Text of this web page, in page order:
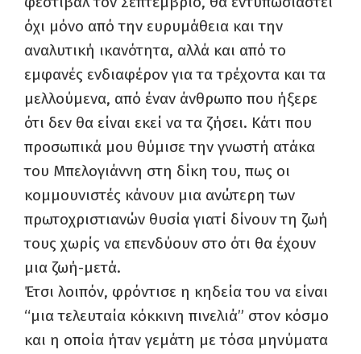
όχι μόνο από την ευρυμάθεια και την
αναλυτική ικανότητα, αλλά και από το
εμφανές ενδιαφέρον για τα τρέχοντα και τα
μελλούμενα, από έναν άνθρωπο που ήξερε
ότι δεν θα είναι εκεί να τα ζήσει. Κάτι που
προσωπικά μου θύμισε την γνωστή ατάκα
του Μπελογιάννη στη δίκη του, πως οι
κομμουνιστές κάνουν μια ανώτερη των
πρωτοχριστιανών θυσία γιατί δίνουν τη ζωή
τους χωρίς να επενδύουν στο ότι θα έχουν
μια ζωή-μετά.
Έτσι λοιπόν, φρόντισε η κηδεία του να είναι
“μια τελευταία κόκκινη πινελιά” στον κόσμο
και η οποία ήταν γεμάτη με τόσα μηνύματα